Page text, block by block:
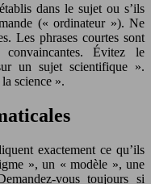
dans le sujet ou s’ils
(« ordinateur »). Ne
Les phrases courtes sont
convaincantes. Évitez le
un sujet scientifique ».
science ».
exactement ce qu’ils
», un « modèle », une
vous toujours si